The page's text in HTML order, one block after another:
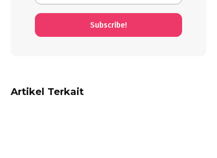
Subscribe!
Artikel Terkait